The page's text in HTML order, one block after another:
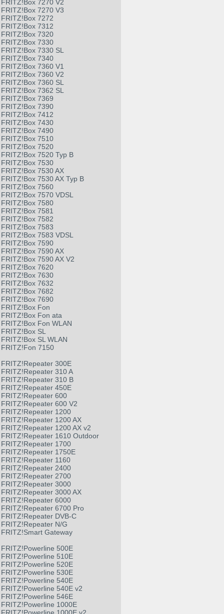
FRITZ!Box 7270 V2
FRITZ!Box 7270 V3
FRITZ!Box 7272
FRITZ!Box 7312
FRITZ!Box 7320
FRITZ!Box 7330
FRITZ!Box 7330 SL
FRITZ!Box 7340
FRITZ!Box 7360 V1
FRITZ!Box 7360 V2
FRITZ!Box 7360 SL
FRITZ!Box 7362 SL
FRITZ!Box 7369
FRITZ!Box 7390
FRITZ!Box 7412
FRITZ!Box 7430
FRITZ!Box 7490
FRITZ!Box 7510
FRITZ!Box 7520
FRITZ!Box 7520 Typ B
FRITZ!Box 7530
FRITZ!Box 7530 AX
FRITZ!Box 7530 AX Typ B
FRITZ!Box 7560
FRITZ!Box 7570 VDSL
FRITZ!Box 7580
FRITZ!Box 7581
FRITZ!Box 7582
FRITZ!Box 7583
FRITZ!Box 7583 VDSL
FRITZ!Box 7590
FRITZ!Box 7590 AX
FRITZ!Box 7590 AX V2
FRITZ!Box 7620
FRITZ!Box 7630
FRITZ!Box 7632
FRITZ!Box 7682
FRITZ!Box 7690
FRITZ!Box Fon
FRITZ!Box Fon ata
FRITZ!Box Fon WLAN
FRITZ!Box SL
FRITZ!Box SL WLAN
FRITZ!Fon 7150
FRITZ!Repeater 300E
FRITZ!Repeater 310 A
FRITZ!Repeater 310 B
FRITZ!Repeater 450E
FRITZ!Repeater 600
FRITZ!Repeater 600 V2
FRITZ!Repeater 1200
FRITZ!Repeater 1200 AX
FRITZ!Repeater 1200 AX v2
FRITZ!Repeater 1610 Outdoor
FRITZ!Repeater 1700
FRITZ!Repeater 1750E
FRITZ!Repeater 1160
FRITZ!Repeater 2400
FRITZ!Repeater 2700
FRITZ!Repeater 3000
FRITZ!Repeater 3000 AX
FRITZ!Repeater 6000
FRITZ!Repeater 6700 Pro
FRITZ!Repeater DVB-C
FRITZ!Repeater N/G
FRITZ!Smart Gateway
FRITZ!Powerline 500E
FRITZ!Powerline 510E
FRITZ!Powerline 520E
FRITZ!Powerline 530E
FRITZ!Powerline 540E
FRITZ!Powerline 540E v2
FRITZ!Powerline 546E
FRITZ!Powerline 1000E